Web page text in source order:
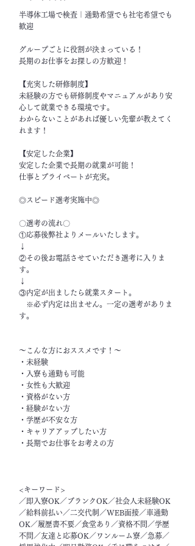
半導体工場で検査｜通勤希望でも社宅希望でも
歓迎
グループごとに役割が決まっている！
長期のお仕事をお探しの方歓迎！
【充実した研修制度】
未経験の方でも研修制度やマニュアルがあり安
心して就業できる環境です。
わからないことがあれば優しい先輩が教えてく
れます！
【安定した企業】
安定した企業で長期の就業が可能！
仕事とプライベートが充実。
◎スピード選考実施中◎
〇選考の流れ〇
①応募後弊社よりメールいたします。
↓
②その後お電話させていただき選考に入りま
す。
↓
③内定が出ましたら就業スタート。
※必ず内定は出ません。一定の選考がありま
す。
～こんな方におススメです！～
・未経験
・入寮も通勤も可能
・女性も大歓迎
・資格がない方
・経験がない方
・学歴が不安な方
・キャリアアップしたい方
・長期でお仕事をお考えの方
<キーワード>
／即入寮OK／ブランクOK／社会人未経験OK
／給料前払い／二交代制／WEB面接／車通勤
OK／履歴書不要／食堂あり／資格不問／学歴
不問／友達と応募OK／ワンルーム寮／急募／